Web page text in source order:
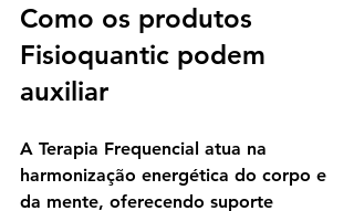
Como os produtos
Fisioquantic podem
auxiliar
A Terapia Frequencial atua na
harmonização energética do corpo e
da mente, oferecendo suporte